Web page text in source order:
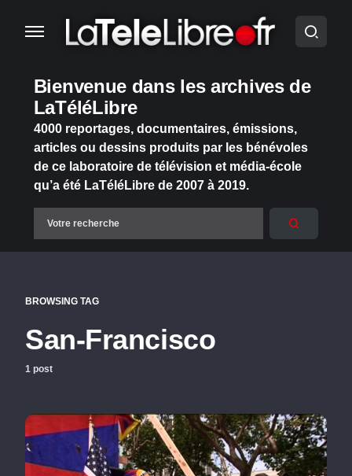
Bienvenue dans les archives de
LaTéléLibre
4000 reportages, documentaires, émissions,
articles ou dessins produits par les bénévoles
de ce laboratoire de télévision et média-école
qu’a été LaTéléLibre de 2007 à 2019.
BROWSING TAG
San-Francisco
1 post